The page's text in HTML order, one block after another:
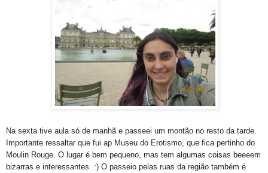
Na sexta tive aula só de manhã e passeei um montão no resto da tarde.
Importante ressaltar que fui ap Museu do Erotismo, que fica pertinho do
Moulin Rouge. O lugar é bem pequeno, mas tem algumas coisas beeeem
bizarras e interessantes. :) O passeio pelas ruas da região também é